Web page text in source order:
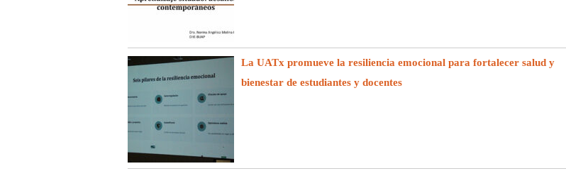
La UATx promueve la resiliencia emocional para fortalecer salud y
bienestar de estudiantes y docentes